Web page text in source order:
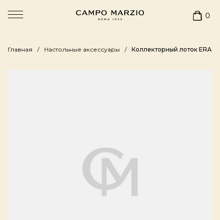
0
Главная Настольные аксессуары Коллекторный лоток